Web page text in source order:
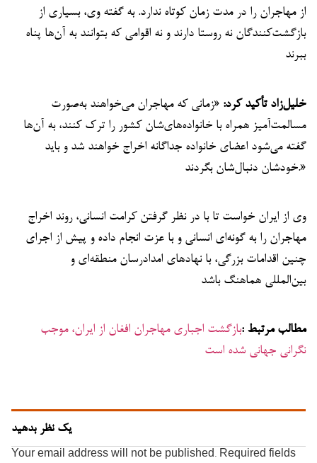
از مهاجران را در مدت زمان کوتاه ندارد. به گفته وی، بسیاری از
بازگشت‌کنندگان نه روستا دارند و نه اقوامی که بتوانند به آن‌ها پناه
ببرند
خلیل‌زاد تأکید کرد: «زمانی که مهاجران می‌خواهند به‌صورت
مسالمت‌آمیز همراه با خانواده‌های‌شان کشور را ترک کنند، به آن‌ها
گفته می‌شود اعضای خانواده جداگانه اخراج خواهند شد و باید
خودشان دنبال‌شان بگردند.»
وی از ایران خواست تا با در نظر گرفتن کرامت انسانی، روند اخراج
مهاجران را به گونه‌ای انسانی و با عزت انجام داده و پیش از اجرای
چنین اقدامات بزرگی، با نهادهای امدادرسان منطقه‌ای و
بین‌المللی هماهنگ باشد
مطالب مرتبط :بازگشت اجباری مهاجران افغان از ایران، موجب
نگرانی جهانی شده است
یک نظر بدهید
Your email address will not be published. Required fields